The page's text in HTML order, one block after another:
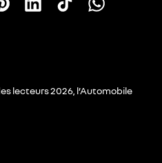
lecteurs 2026, l’Automobile